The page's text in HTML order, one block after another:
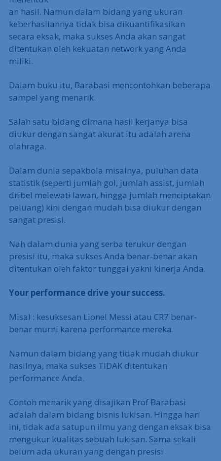
an hasil. Namun dalam bidang yang ukuran
keberhasilannya tidak bisa dikuantifikasikan
secara eksak, maka sukses Anda akan sangat
ditentukan oleh kekuatan network yang Anda
miliki.
Dalam buku itu, Barabasi mencontohkan beberapa
sampel yang menarik.
Salah satu bidang dimana hasil kerjanya bisa
diukur dengan sangat akurat itu adalah arena
olahraga.
Dalam dunia sepakbola misalnya, puluhan data
statistik (seperti jumlah gol, jumlah assist, jumlah
dribel melewati lawan, hingga jumlah menciptakan
peluang) kini dengan mudah bisa diukur dengan
sangat presisi.
Nah dalam dunia yang serba terukur dengan
presisi itu, maka sukses Anda benar-benar akan
ditentukan oleh faktor tunggal yakni kinerja Anda.
Your performance drive your success.
Misal : kesuksesan Lionel Messi atau CR7 benar-
benar murni karena performance mereka.
Namun dalam bidang yang tidak mudah diukur
hasilnya, maka sukses TIDAK ditentukan
performance Anda.
Contoh menarik yang disajikan Prof Barabasi
adalah dalam bidang bisnis lukisan. Hingga hari
ini, tidak ada satupun ilmu yang dengan eksak bisa
mengukur kualitas sebuah lukisan. Sama sekali
belum ada ukuran yang dengan presisi